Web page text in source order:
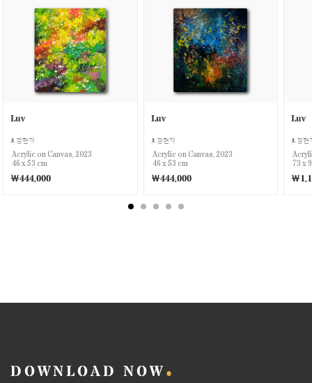
Luv
정현채
Acrylic on Canvas, 2023
46 x 53 cm
￦444,000
Luv
정현채
Acrylic on Canvas, 2023
46 x 53 cm
￦444,000
Luv
정현
73 x
￦
DOWNLOAD NOW